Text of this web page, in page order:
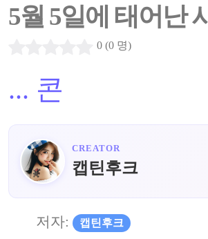
5월 5일에 태어난
0 (0 명)
... 콘
CREATOR
캡틴후크
저자: 캡틴후크